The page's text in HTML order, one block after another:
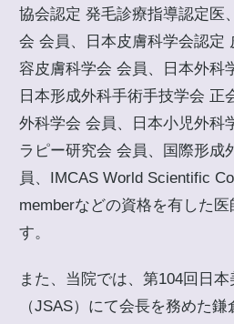
協会認定 発毛診療指導認定医
会 会員、日本皮膚科学会認定
容皮膚科学会 会員、日本外科
日本形成外科手術手技学会 正
外科学会 会員、日本小児外科
ラピー研究会 会員、国際形成
員、IMCAS World Scientific
memberなどの資格を有した
す。
また、当院では、第104回日
（JSAS）にて会長を務めた